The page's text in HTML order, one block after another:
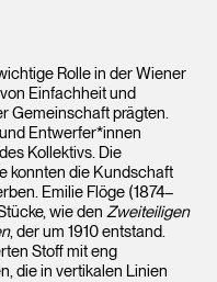
Rolle in der Wiener
Einfachheit und
Gemeinschaft prägten.
Entwerfer*innen
Kollektivs. Die
konnten die Kundschaft
Emilie Flöge (1874–
wie den Zweiteiligen
, der um 1910 entstand.
Stoff mit eng
die in vertikalen Linien